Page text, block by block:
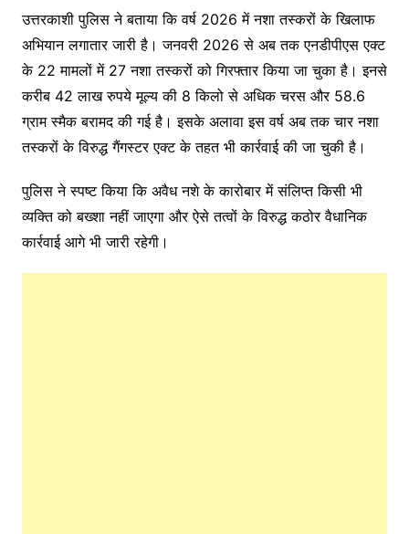
उत्तरकाशी पुलिस ने बताया कि वर्ष 2026 में नशा तस्करों के खिलाफ
अभियान लगातार जारी है। जनवरी 2026 से अब तक एनडीपीएस एक्ट
के 22 मामलों में 27 नशा तस्करों को गिरफ्तार किया जा चुका है। इनसे
करीब 42 लाख रुपये मूल्य की 8 किलो से अधिक चरस और 58.6
ग्राम स्मैक बरामद की गई है। इसके अलावा इस वर्ष अब तक चार नशा
तस्करों के विरुद्ध गैंगस्टर एक्ट के तहत भी कार्रवाई की जा चुकी है।
पुलिस ने स्पष्ट किया कि अवैध नशे के कारोबार में संलिप्त किसी भी
व्यक्ति को बख्शा नहीं जाएगा और ऐसे तत्वों के विरुद्ध कठोर वैधानिक
कार्रवाई आगे भी जारी रहेगी।